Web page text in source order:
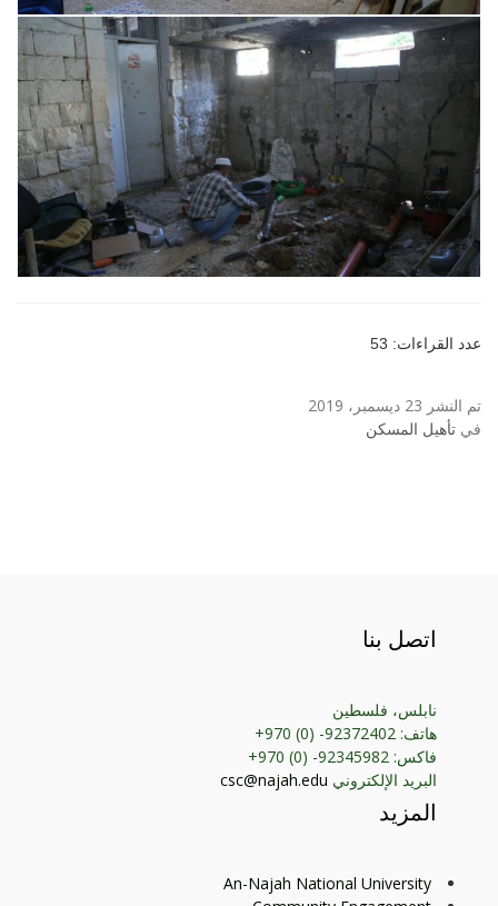
عدد القراءات: 53
تم النشر 23 ديسمبر، 2019
في تأهيل المسكن
اتصل بنا
نابلس، فلسطين
هاتف: 92372402- (0) 970+
فاكس: 92345982- (0) 970+
البريد الإلكتروني csc@najah.edu
المزيد
An-Najah National University